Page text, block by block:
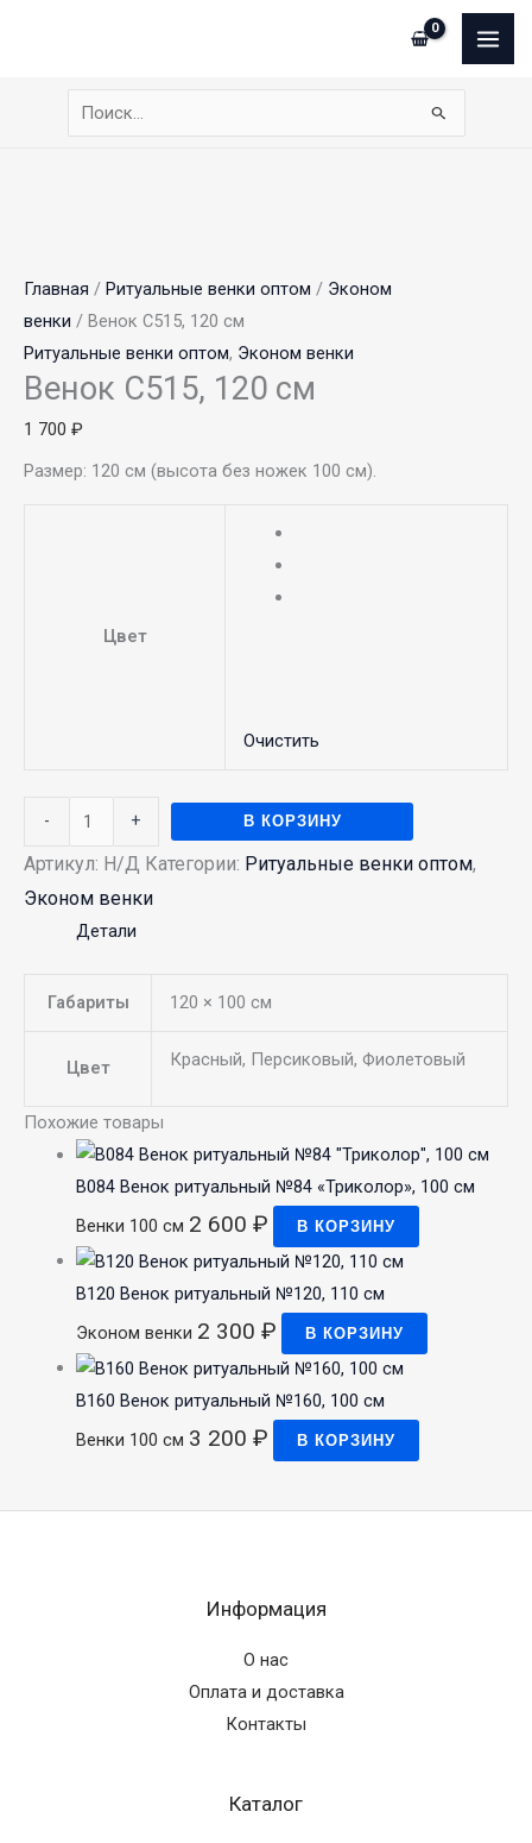
Поиск:
Главная / Ритуальные венки оптом / Эконом
венки / Венок С515, 120 см
Ритуальные венки оптом, Эконом венки
Венок С515, 120 см
1 700 ₽
Размер: 120 см (высота без ножек 100 см).
Цвет
Очистить
- + В КОРЗИНУ
Артикул: Н/Д Категории: Ритуальные венки оптом,
Эконом венки
Детали
Габариты 120 × 100 см
Цвет Красный, Персиковый, Фиолетовый
Похожие товары
В084 Венок ритуальный №84 «Триколор», 100 см
Венки 100 см 2 600 ₽ В КОРЗИНУ
В120 Венок ритуальный №120, 110 см
Эконом венки 2 300 ₽ В КОРЗИНУ
Этот
товар
несколько
вариаций.
В160 Венок ритуальный №160, 100 см
Венки 100 см 3 200 ₽ В КОРЗИНУ
Информация
О нас
Оплата и доставка
Контакты
Каталог